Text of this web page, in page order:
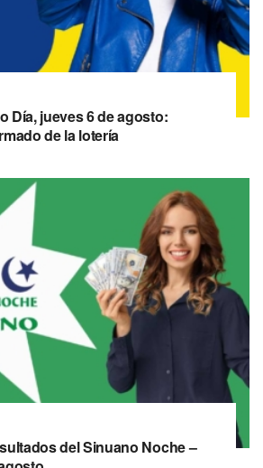
Día, jueves 6 de agosto:
de la lotería
del Sinuano Noche –